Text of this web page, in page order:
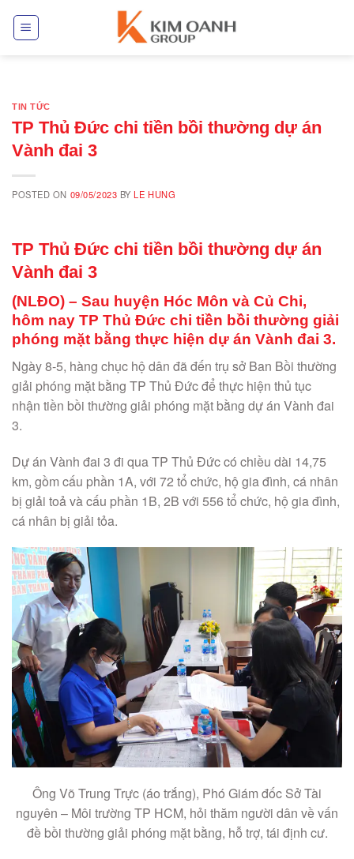
TIN TỨC
TP Thủ Đức chi tiền bồi thường dự án
Vành đai 3
POSTED ON 09/05/2023 BYLE HUNG
TP Thủ Đức chi tiền bồi thường dự án
Vành đai 3
(NLĐO) – Sau huyện Hóc Môn và Củ Chi,
hôm nay TP Thủ Đức chi tiền bồi thường giải
phóng mặt bằng thực hiện dự án Vành đai 3.
Ngày 8-5, hàng chục hộ dân đã đến trụ sở Ban Bồi thường
giải phóng mặt bằng TP Thủ Đức để thực hiện thủ tục
nhận tiền bồi thường giải phóng mặt bằng dự án Vành đai
3.
Dự án Vành đai 3 đi qua TP Thủ Đức có chiều dài 14,75
km, gồm cấu phần 1A, với 72 tổ chức, hộ gia đình, cá nhân
bị giải toả và cấu phần 1B, 2B với 556 tổ chức, hộ gia đình,
cá nhân bị giải tỏa.
Ông Võ Trung Trực (áo trắng), Phó Giám đốc Sở Tài
nguyên – Môi trường TP HCM, hỏi thăm người dân về vấn
đề bồi thường giải phóng mặt bằng, hỗ trợ, tái định cư.